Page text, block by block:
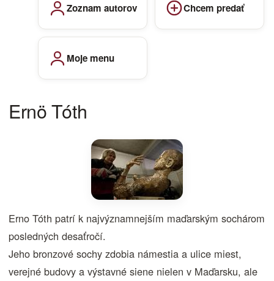
Zoznam autorov Chcem predať
Moje menu
Ernö Tóth
Erno Tóth patrí k najvýznamnejším maďarským sochárom
posledných desaťročí.
Jeho bronzové sochy zdobia námestia a ulice miest,
verejné budovy a výstavné siene nielen v Maďarsku, ale